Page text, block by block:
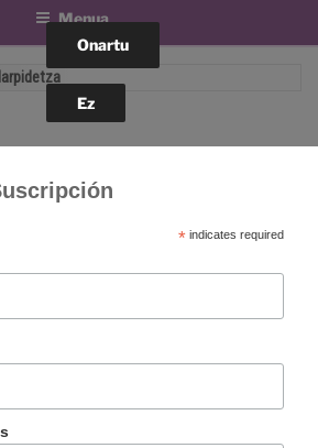
Menua
*indicates required